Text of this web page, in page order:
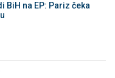
BiH na EP: Pariz čeka